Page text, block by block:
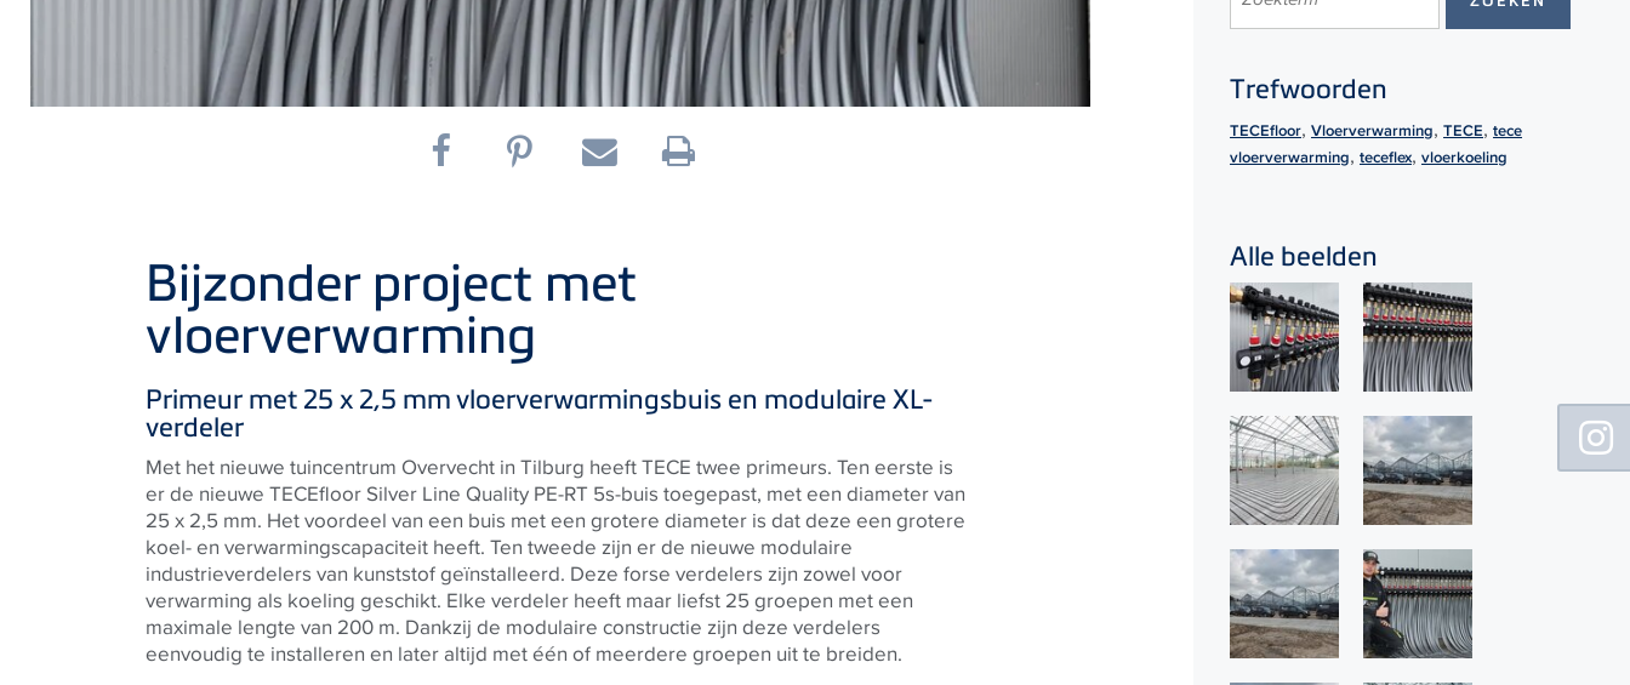
Bijzonder project met
vloerverwarming
Primeur met 25 x 2,5 mm vloerverwarmingsbuis en modulaire XL-
verdeler
Met het nieuwe tuincentrum Overvecht in Tilburg heeftTECE twee primeurs. Ten eerste is
er de nieuwe TECEfloorSilver Line Quality PE-RT 5s-buis toegepast, met een diameter van
25 x 2,5 mm. Het voordeel van een buis met een grotere diameter is dat deze een grotere
koel- en verwarmingscapaciteit heeft. Ten tweede zijn er de nieuwe modulaire
industrieverdelers van kunststof geïnstalleerd. Deze forse verdelers zijn zowel voor
verwarming als koeling geschikt. Elke verdeler heeft maar liefst 25 groepen met een
maximale lengte van 200 m. Dankzij de modulaire constructie zijn deze verdelers
eenvoudig te installeren en later altijd met één of meerdere groepen uit te breiden.
Trefwoorden
TECEfloor,Vloerverwarming,TECE,tece
vloerverwarming,teceflex,vloerkoeling
Alle beelden
Floating